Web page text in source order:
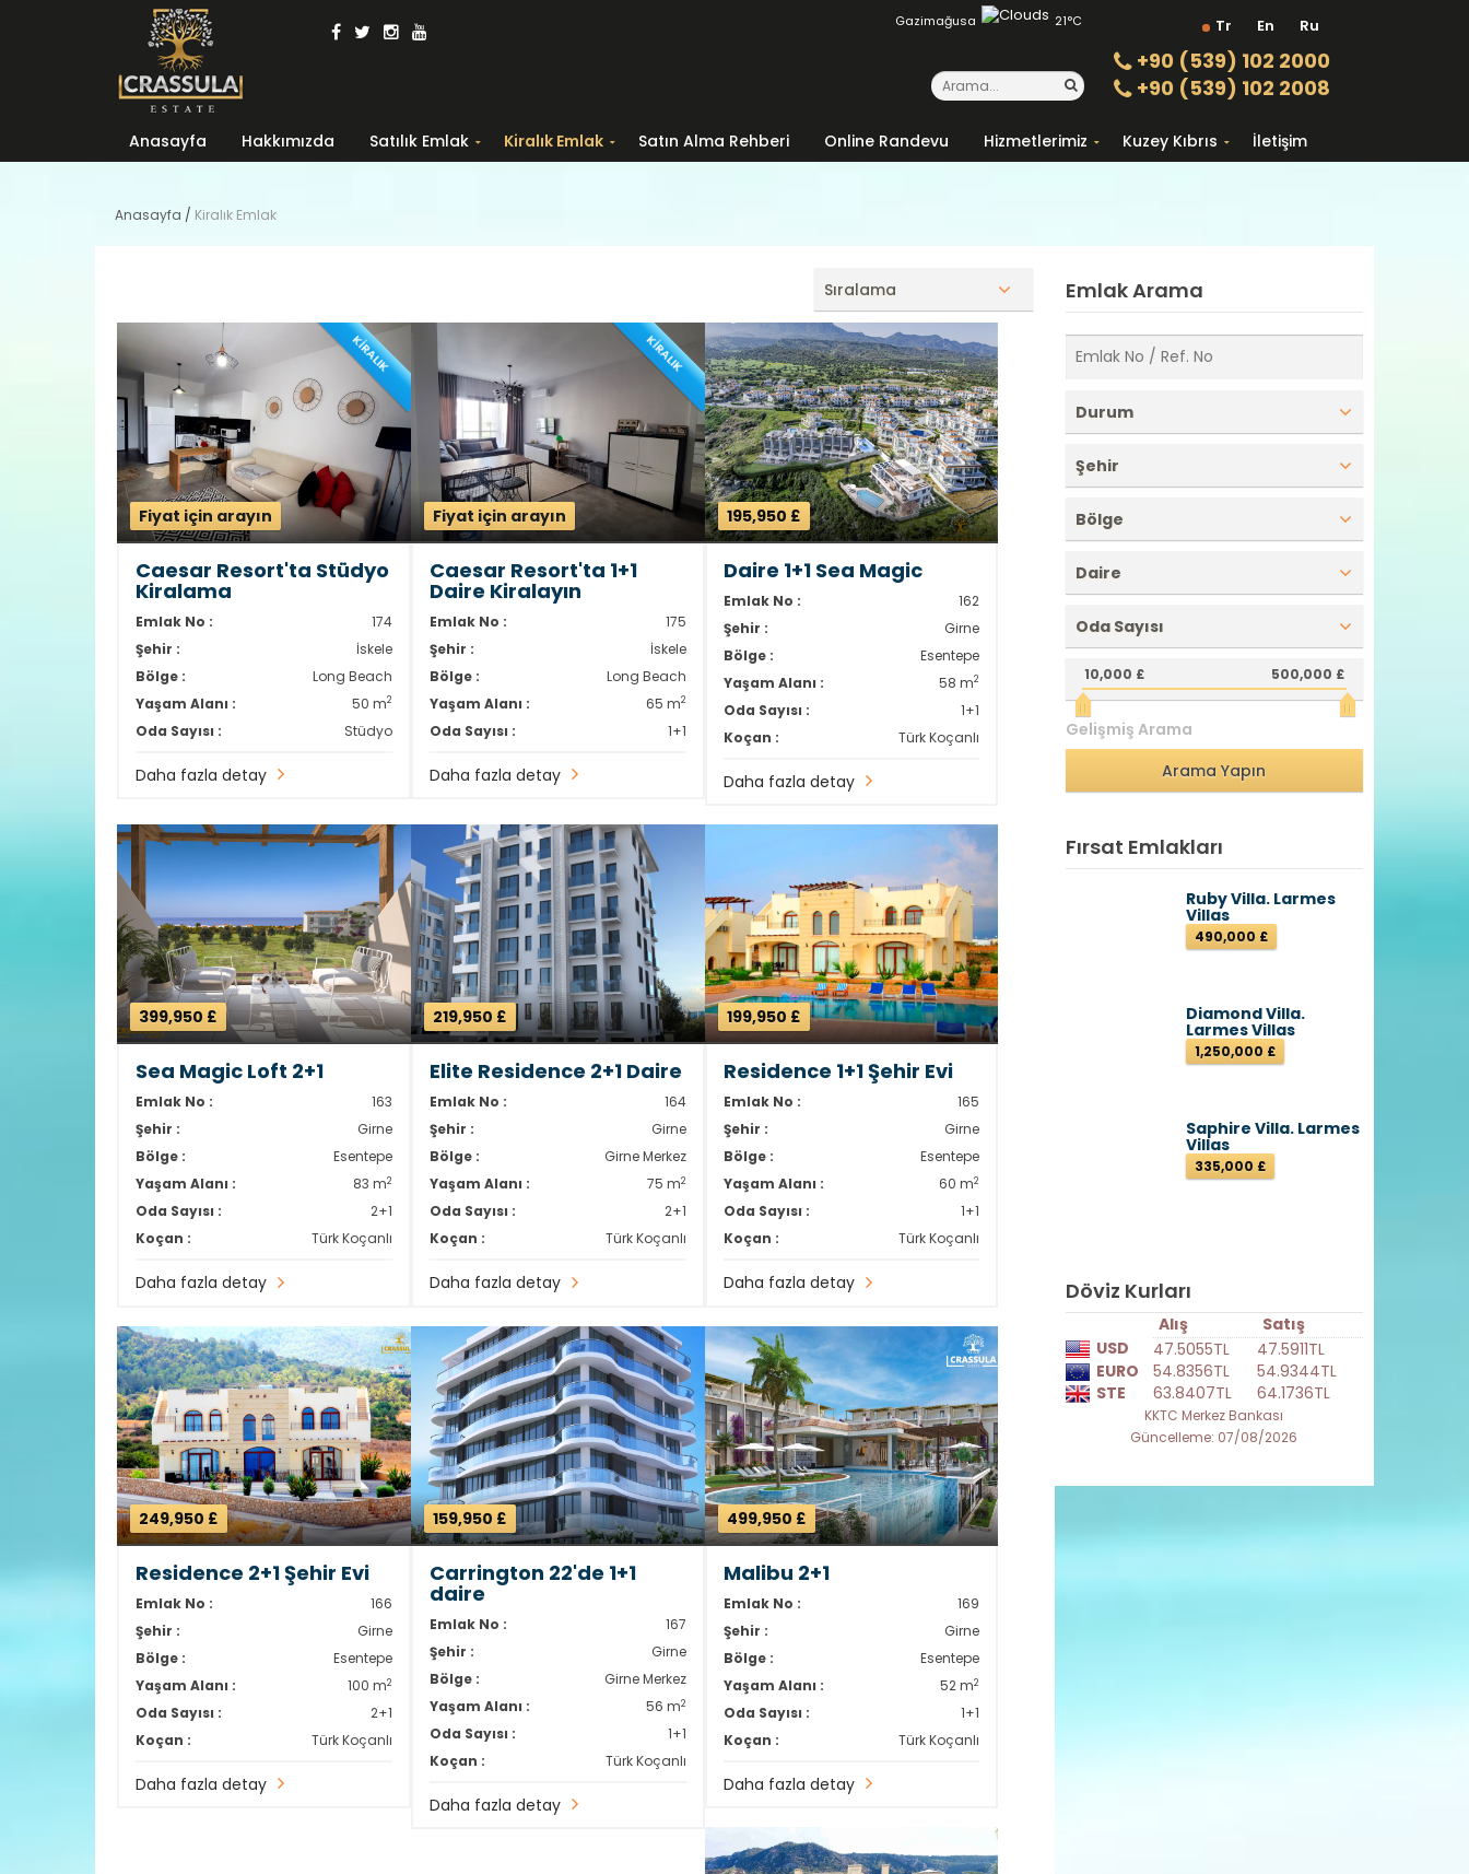
Tr En Ru
Gazimağusa 21°C
+90 (539) 102 2000
+90 (539) 102 2008
Anasayfa Hakkımızda Satılık Emlak Kiralık Emlak Satın Alma Rehberi Online Randevu Hizmetlerimiz Kuzey Kıbrıs İletişim
Anasayfa / Kiralık Emlak
Sıralama
KİRALIK
Fiyat için arayın
Caesar Resort'ta Stüdyo
Kiralama
Emlak No :
174
Şehir :
İskele
Bölge :
Long Beach
Yaşam Alanı :
50 m2
Oda Sayısı : Stüdyo
Daha fazla detay
KİRALIK
Fiyat için arayın
Caesar Resort'ta 1+1
Daire Kiralayın
Emlak No :
175
Şehir :
İskele
Bölge :
Long Beach
Yaşam Alanı :
65 m2
Oda Sayısı : 1+1
Daha fazla detay
195,950 £
Daire 1+1 Sea Magic
Emlak No :
162
Şehir :
Girne
Bölge :
Esentepe
Yaşam Alanı :
58 m2
Oda Sayısı :
1+1
Koçan :
Türk Koçanlı
Daha fazla detay
399,950 £
Sea Magic Loft 2+1
Emlak No :
163
Şehir :
Girne
Bölge :
Esentepe
Yaşam Alanı :
83 m2
Oda Sayısı :
2+1
Koçan :
Türk Koçanlı
Daha fazla detay
219,950 £
Elite Residence 2+1 Daire
Emlak No :
164
Şehir :
Girne
Bölge :
Girne Merkez
Yaşam Alanı :
75 m2
Oda Sayısı :
2+1
Koçan :
Türk Koçanlı
Daha fazla detay
199,950 £
Residence 1+1 Şehir Evi
Emlak No :
165
Şehir :
Girne
Bölge :
Esentepe
Yaşam Alanı :
60 m2
Oda Sayısı :
1+1
Koçan :
Türk Koçanlı
Daha fazla detay
249,950 £
Residence 2+1 Şehir Evi
Emlak No :
166
Şehir :
Girne
Bölge :
Esentepe
Yaşam Alanı :
100 m2
Oda Sayısı :
2+1
Koçan :
Türk Koçanlı
Daha fazla detay
159,950 £
Carrington 22'de 1+1
daire
Emlak No :
167
Şehir :
Girne
Bölge :
Girne Merkez
Yaşam Alanı :
56 m2
Oda Sayısı :
1+1
Koçan :
Türk Koçanlı
Daha fazla detay
499,950 £
Malibu 2+1
Emlak No :
169
Şehir :
Girne
Bölge :
Esentepe
Yaşam Alanı :
52 m2
Oda Sayısı :
1+1
Koçan :
Türk Koçanlı
Daha fazla detay
Emlak Arama
Durum
Şehir
Bölge
Daire
Oda Sayısı
10,000 £ 500,000 £
Gelişmiş Arama
Fırsat Emlakları
Ruby Villa. Larmes
Villas
490,000 £
Diamond Villa.
Larmes Villas
1,250,000 £
Saphire Villa. Larmes
Villas
335,000 £
Döviz Kurları
Alış
Satış
USD
47.5055TL
47.5911TL
EURO
54.8356TL
54.9344TL
STE
63.8407TL 64.1736TL
KKTC Merkez Bankası
Güncelleme: 07/08/2026